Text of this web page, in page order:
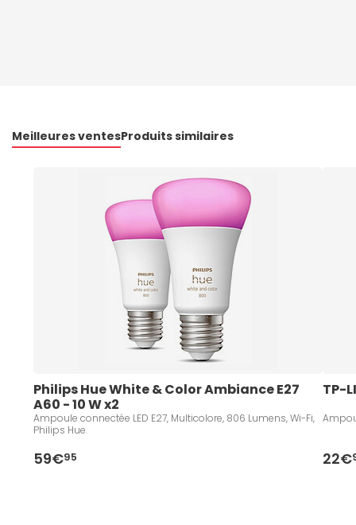
Meilleures ventesProduits similaires
Philips Hue White & Color Ambiance E27
A60 - 10 W x2
Ampoule connectée LED E27, Multicolore, 806 Lumens, Wi-Fi,
Philips Hue
59€95
TP-
22€